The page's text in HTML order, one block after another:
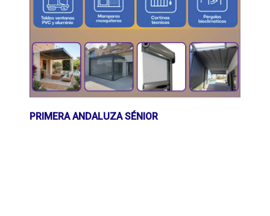
PRIMERA ANDALUZA SÉNIOR